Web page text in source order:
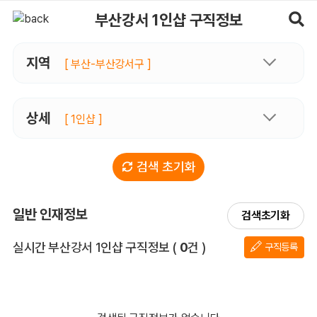
부산강서 1인샵 구직정보
지역 [ 부산-부산강서구 ]
상세 [ 1인샵 ]
검색 초기화
일반 인재정보 검색초기화
실시간 부산강서 1인샵 구직정보 전체 목록
( 0건 ) 구직등록